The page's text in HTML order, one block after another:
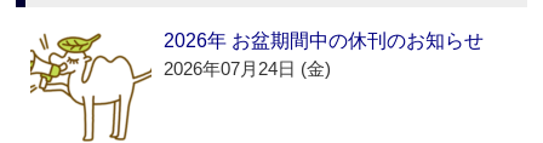
2026年 お盆期間中の休刊のお知らせ
2026年07月24日 (金)